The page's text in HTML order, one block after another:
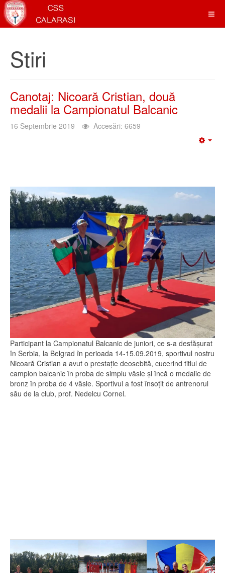
Stiri
Canotaj: Nicoară Cristian, două
medalii la Campionatul Balcanic
16 Septembrie 2019 Accesări: 6659
Participant la Campionatul Balcanic de juniori, ce s-a desfășurat
în Serbia, la Belgrad în perioada 14-15.09.2019, sportivul nostru
Nicoară Cristian a avut o prestație deosebită, cucerind titlul de
campion balcanic în proba de simplu vâsle și încă o medalie de
bronz în proba de 4 vâsle. Sportivul a fost însoțit de antrenorul
său de la club, prof. Nedelcu Cornel.